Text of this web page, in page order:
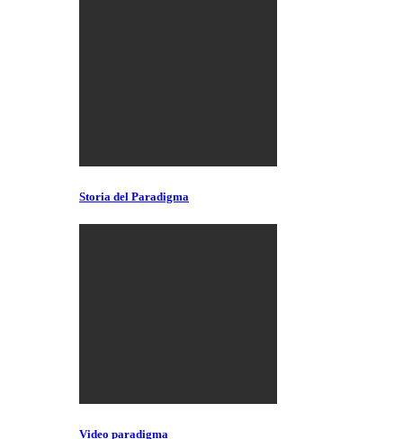
Storia del Paradigma
Video paradigma